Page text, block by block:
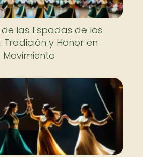
las Espadas de los
Tradición y Honor en
Movimiento